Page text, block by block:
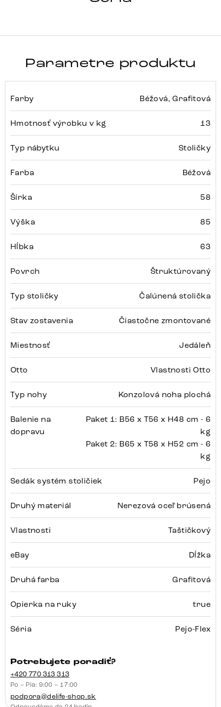
Parametre produktu
Farby Béžová, Grafitová
Hmotnosť výrobku v kg 13
Typ nábytku Stoličky
Farba Béžová
Šírka 58
Výška 85
Hĺbka 63
Povrch Štruktúrovaný
Typ stoličky Čalúnená stolička
Stav zostavenia Čiastočne zmontované
Miestnosť Jedáleň
Otto Vlastnosti Otto
Typ nohy Konzolová noha plochá
Balenie na
dopravu
Paket 1: B56 x T56 x H48 cm - 6
kg
Paket 2: B65 x T58 x H52 cm - 6
kg
Sedák systém stoličiek Pejo
Druhý materiál Nerezová oceľ brúsená
Vlastnosti Taštičkový
eBay Dĺžka
Druhá farba Grafitová
Opierka na ruky true
Séria Pejo-Flex
Potrebujete poradiť?
+420 770 313 313
Po – Pia: 9:00 – 17:00
podpora@delife-shop.sk